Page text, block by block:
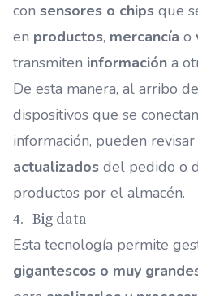
con sensores o chips que
en productos, mercancía o
transmiten información a
De esta manera, al arribo de
dispositivos que se
información, pueden
actualizados del pedido o
productos por el almacén.
4.- Big data
Esta tecnología permite
gigantescos o muy